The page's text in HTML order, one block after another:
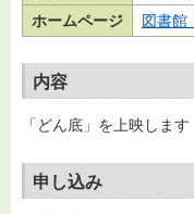
ホームページ
図書館
内容
「どん底」を上映します
申し込み